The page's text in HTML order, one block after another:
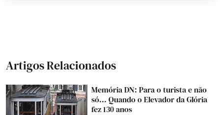
Artigos Relacionados
Memória DN: Para o turista e não
só... Quando o Elevador da Glória
fez 130 anos